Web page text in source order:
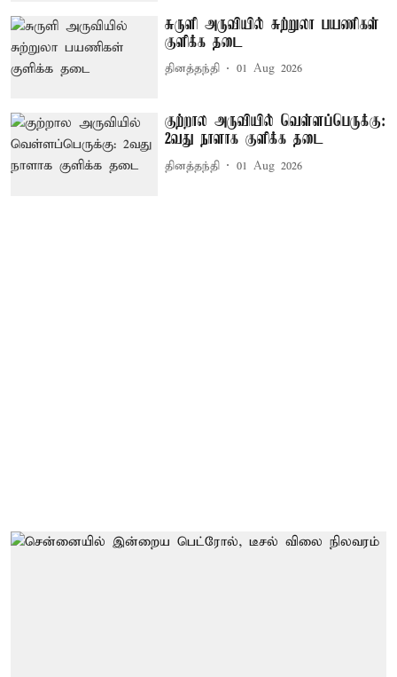
சுருளி அருவியில் சுற்றுலா பயணிகள்
குளிக்க தடை
தினத்தந்தி 01 Aug 2026
குற்றால அருவியில் வெள்ளப்பெருக்கு:
2வது நாளாக குளிக்க தடை
தினத்தந்தி 01 Aug 2026